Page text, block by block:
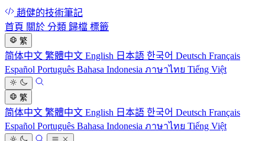
趙健的技術筆記
首頁 關於 分類 歸檔 標籤
繁
简体中文 繁體中文 English 日本語 한국어 Deutsch Français
Español Português Bahasa Indonesia ภาษาไทย Tiếng Việt
繁
简体中文 繁體中文 English 日本語 한국어 Deutsch Français
Español Português Bahasa Indonesia ภาษาไทย Tiếng Việt